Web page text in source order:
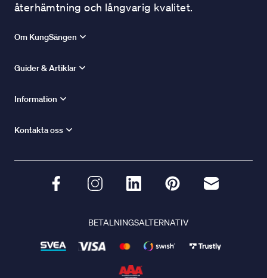
återhämtning och långvarig kvalitet.
Om KungSängen
Guider & Artiklar
Information
Kontakta oss
BETALNINGSALTERNATIV